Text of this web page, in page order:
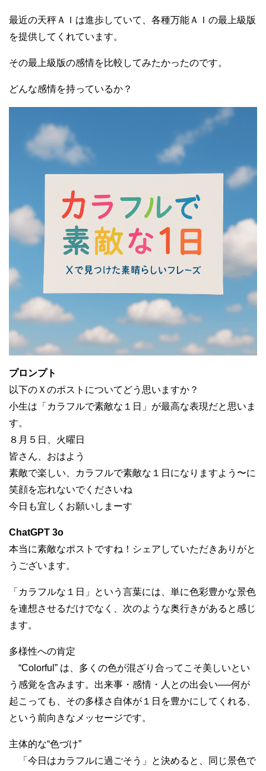
最近の天秤ＡＩは進歩していて、各種万能ＡＩの最上級版
を提供してくれています。
その最上級版の感情を比較してみたかったのです。
どんな感情を持っているか？
プロンプト
以下のＸのポストについてどう思いますか？
小生は「カラフルで素敵な１日」が最高な表現だと思いま
す。
８月５日、火曜日
皆さん、おはよう
素敵で楽しい、カラフルで素敵な１日になりますよう〜に
笑顔を忘れないでくださいね
今日も宜しくお願いしまーす
ChatGPT 3o
本当に素敵なポストですね！シェアしていただきありがと
うございます。
「カラフルな１日」という言葉には、単に色彩豊かな景色
を連想させるだけでなく、次のような奥行きがあると感じ
ます。
多様性への肯定
“Colorful” は、多くの色が混ざり合ってこそ美しいとい
う感覚を含みます。出来事・感情・人との出会い──何が
起こっても、その多様さ自体が１日を豊かにしてくれる、
という前向きなメッセージです。
主体的な“色づけ”
「今日はカラフルに過ごそう」と決めると、同じ景色で